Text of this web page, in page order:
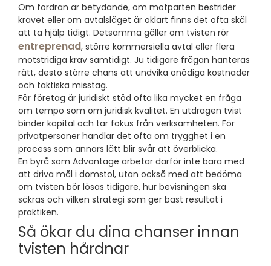
Om fordran är betydande, om motparten bestrider
kravet eller om avtalsläget är oklart finns det ofta skäl
att ta hjälp tidigt. Detsamma gäller om tvisten rör
entreprenad, större kommersiella avtal eller flera
motstridiga krav samtidigt. Ju tidigare frågan hanteras
rätt, desto större chans att undvika onödiga kostnader
och taktiska misstag.
För företag är juridiskt stöd ofta lika mycket en fråga
om tempo som om juridisk kvalitet. En utdragen tvist
binder kapital och tar fokus från verksamheten. För
privatpersoner handlar det ofta om trygghet i en
process som annars lätt blir svår att överblicka.
En byrå som Advantage arbetar därför inte bara med
att driva mål i domstol, utan också med att bedöma
om tvisten bör lösas tidigare, hur bevisningen ska
säkras och vilken strategi som ger bäst resultat i
praktiken.
Så ökar du dina chanser innan
tvisten hårdnar